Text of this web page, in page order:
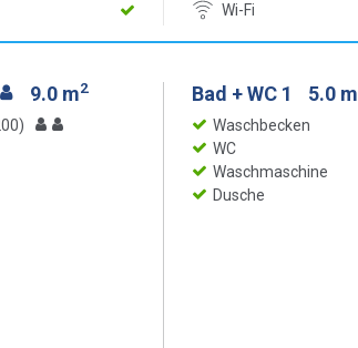
Wi-Fi
9.0 m2 Bad + WC 1 5.0 m
Waschbecken
WC
Waschmaschine
Dusche